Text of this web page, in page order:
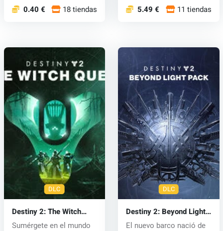
0.40 € 18 tiendas 5.49 € 11 tiendas
DLC
Destiny 2: The Witch
Queen (PC) key
Sumérgete en el mundo
DLC
Destiny 2: Beyond Light
(PC) key
El nuevo barco nació de